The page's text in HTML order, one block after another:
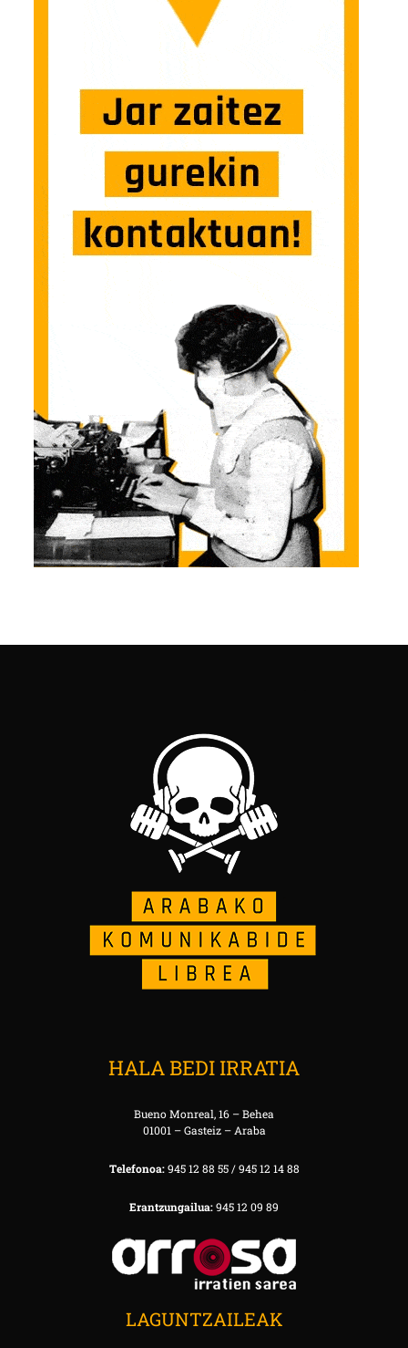
HALA BEDI IRRATIA
Bueno Monreal, 16 – Behea
01001 – Gasteiz – Araba
Telefonoa:945 12 88 55 / 945 12 14 88
Erantzungailua:945 12 09 89
LAGUNTZAILEAK